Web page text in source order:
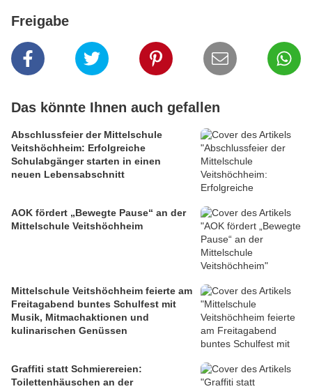
Freigabe
Das könnte Ihnen auch gefallen
Abschlussfeier der Mittelschule
Veitshöchheim: Erfolgreiche
Schulabgänger starten in einen
neuen Lebensabschnitt
AOK fördert „Bewegte Pause“ an der
Mittelschule Veitshöchheim
Mittelschule Veitshöchheim feierte am
Freitagabend buntes Schulfest mit
Musik, Mitmachaktionen und
kulinarischen Genüssen
Graffiti statt Schmierereien:
Toilettenhäuschen an der